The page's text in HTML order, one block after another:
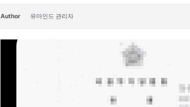
Author 유마인드 관리자